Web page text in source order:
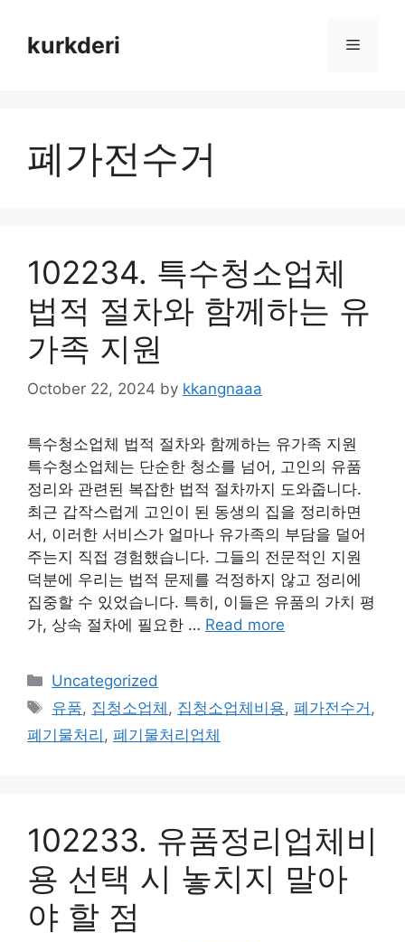
contentkurkderi Menu
폐가전수거
102234. 특수청소업체
법적 절차와 함께하는 유
가족 지원
October 22, 2024 by kkangnaaa
특수청소업체 법적 절차와 함께하는 유가족 지원
특수청소업체는 단순한 청소를 넘어, 고인의 유품
정리와 관련된 복잡한 법적 절차까지 도와줍니다.
최근 갑작스럽게 고인이 된 동생의 집을 정리하면
서, 이러한 서비스가 얼마나 유가족의 부담을 덜어
주는지 직접 경험했습니다. 그들의 전문적인 지원
덕분에 우리는 법적 문제를 걱정하지 않고 정리에
집중할 수 있었습니다. 특히, 이들은 유품의 가치 평
가, 상속 절차에 필요한 … Read more
Categories
Uncategorized
Tags
유품, 집청소업체 , 집청소업체비용,폐가전수거 ,
폐기물처리 , 폐기물처리업체
102233. 유품정리업체비
용 선택 시 놓치지 말아
야 할 점